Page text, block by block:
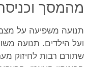
מהמסך
תנועה משפיעה על
ועל הילדים. תנועה
שתורם רבות לחיזוק